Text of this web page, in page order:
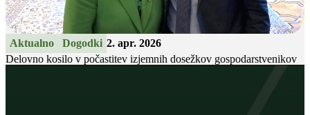
Aktualno Dogodki 2. apr. 2026
Delovno kosilo v počastitev izjemnih dosežkov gospodarstvenikov